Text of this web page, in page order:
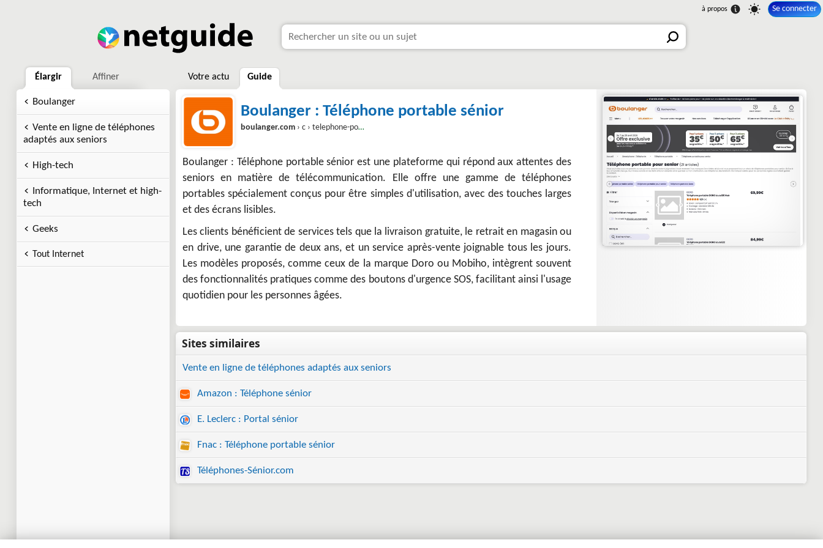
Se connecter
Élargir Affiner
Boulanger
Vente en ligne de téléphones
adaptés aux seniors
High-tech
Informatique, Internet et high-
tech
Geeks
Tout Internet
Votre actu Guide
Boulanger : Téléphone portable sénior
boulanger.com › c › telephone-portable-senior
Boulanger : Téléphone portable sénior est une plateforme qui répond aux attentes des
seniors en matière de télécommunication. Elle offre une gamme de téléphones
portables spécialement conçus pour être simples d'utilisation, avec des touches larges
et des écrans lisibles.
Les clients bénéficient de services tels que la livraison gratuite, le retrait en magasin ou
en drive, une garantie de deux ans, et un service après-vente joignable tous les jours.
Les modèles proposés, comme ceux de la marque Doro ou Mobiho, intègrent souvent
des fonctionnalités pratiques comme des boutons d'urgence SOS, facilitant ainsi l'usage
quotidien pour les personnes âgées.
Vente en ligne de téléphones adaptés aux seniors
Amazon : Téléphone sénior
E. Leclerc : Portal sénior
Fnac : Téléphone portable sénior
Téléphones-Sénior.com